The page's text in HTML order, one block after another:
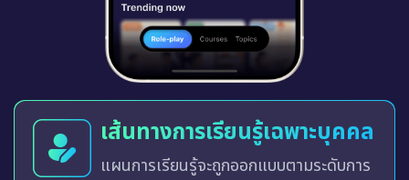
ฝึกกับบทเรียนที่สนุกสนาน
เปลี่ยนการเรียนรู้ให้น่าสนใจยิ่งขึ้น